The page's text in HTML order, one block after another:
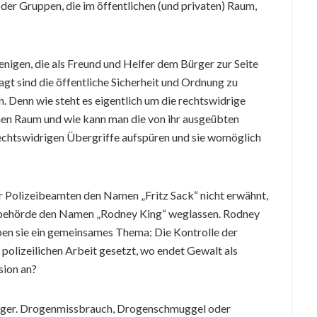
Gruppen, die im öffentlichen (und privaten) Raum,
die als Freund und Helfer dem Bürger zur Seite
sind die öffentliche Sicherheit und Ordnung zu
Denn wie steht es eigentlich um die rechtswidrige
Raum und wie kann man die von ihr ausgeübten
Übergriffe aufspüren und sie womöglich
den Namen „Fritz Sack“ nicht erwähnt,
den Namen „Rodney King“ weglassen. Rodney
sie ein gemeinsames Thema: Die Kontrolle der
Arbeit gesetzt, wo endet Gewalt als
an?
Drogenmissbrauch, Drogenschmuggel oder